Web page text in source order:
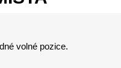
volné pozice.